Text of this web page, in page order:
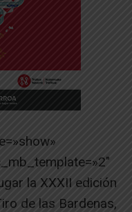
la XXXII edición
de las Bardenas,